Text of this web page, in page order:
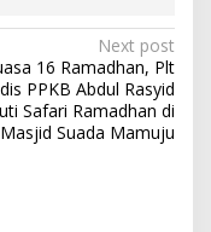
Next post
16 Ramadhan, Plt
PPKB Abdul Rasyid
Safari Ramadhan di
Masjid Suada Mamuju